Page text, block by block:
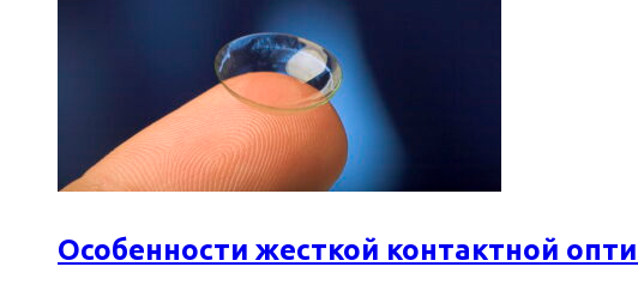
Особенности жесткой контактной